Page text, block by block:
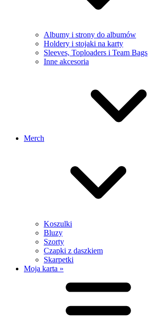
Albumy i strony do albumów
Holdery i stojaki na karty
Sleeves, Toploaders i Team Bags
Inne akcesoria
Merch
Koszulki
Bluzy
Szorty
Czapki z daszkiem
Skarpetki
Moja karta »